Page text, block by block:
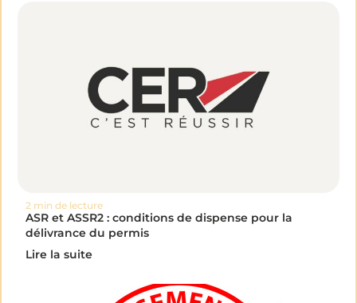
2 min de lecture
ASR et ASSR2 : conditions de dispense pour la
délivrance du permis
Lire la suite